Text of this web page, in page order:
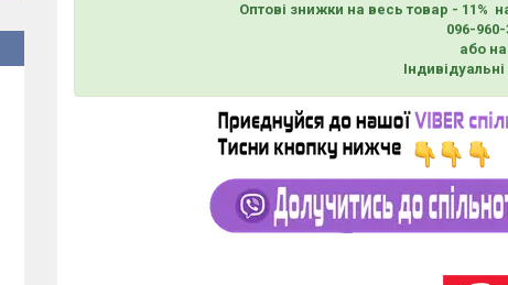
Оптові знижки на весь товар - 11%
096-
або